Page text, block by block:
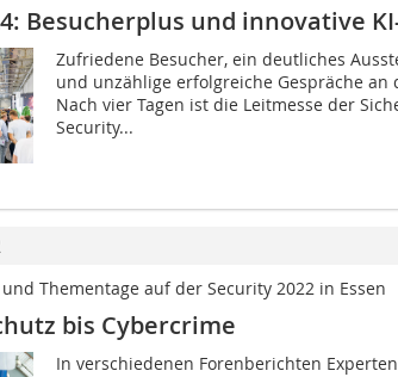
Besucherplus und innovative
Zufriedene Besucher, ein deutliches
und unzählige erfolgreiche Gespräche an
Nach vier Tagen ist die Leitmesse der
Security...
Thementage auf der Security 2022 in Essen
bis Cybercrime
In verschiedenen Forenberichten